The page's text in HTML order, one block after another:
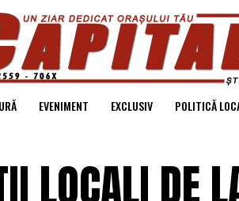
EVENIMENT EXCLUSIV POLITICĂ
LOCALI DE